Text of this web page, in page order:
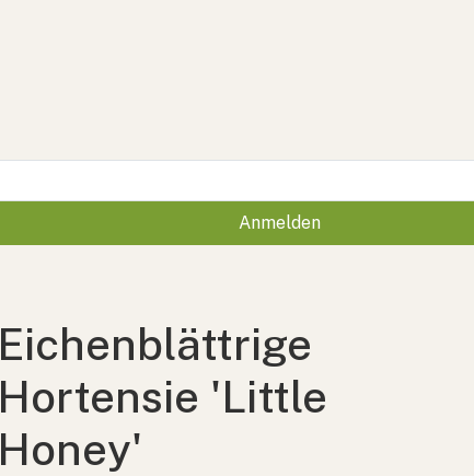
Anmelden
Eichenblättrige
Hortensie 'Little
Honey'